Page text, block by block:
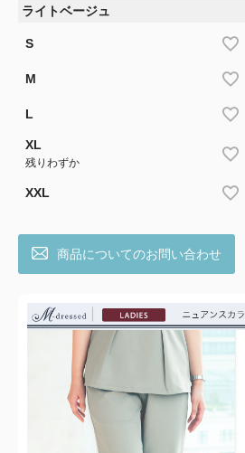
ライトベージュ
S
M
L
XL
残りわずか
XXL
商品についてのお問い合わせ